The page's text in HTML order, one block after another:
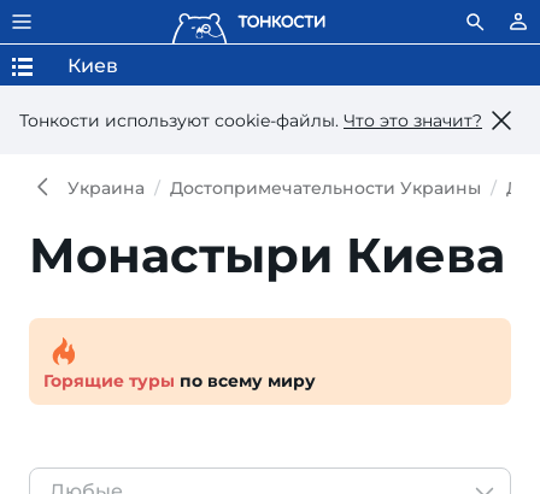
Тонкости используют сookie-файлы. Что это значит?
Киев
Украина Достопримечательности Украины
Монастыри Киева
Горящие туры по всему миру